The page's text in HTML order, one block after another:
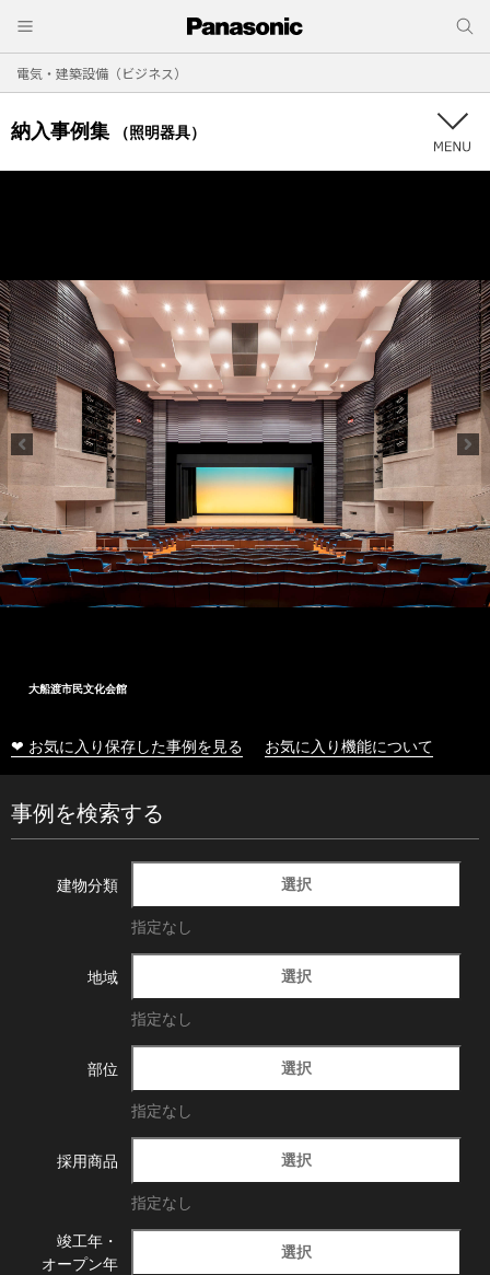
電気・建築設備（ビジネス）
納入事例集 （照明器具）
大船渡市民文化会館
❤ お気に入り保存した事例を見る お気に入り機能について
事例を検索する
建物分類 選択
指定なし
地域 選択
指定なし
部位 選択
指定なし
採用商品 選択
指定なし
竣工年・
オープン年
選択